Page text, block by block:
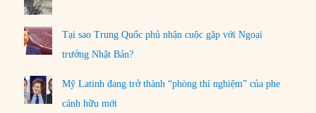
Tại sao Trung Quốc phủ nhận cuộc gặp với Ngoại
trưởng Nhật Bản?
Mỹ Latinh đang trở thành “phòng thí nghiệm” của phe
cánh hữu mới